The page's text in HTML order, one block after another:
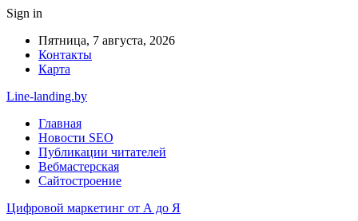
Sign in
Пятница, 7 августа, 2026
Контакты
Карта
Line-landing.by
Главная
Новости SEO
Публикации читателей
Вебмастерская
Сайтостроение
Цифровой маркетинг от А до Я